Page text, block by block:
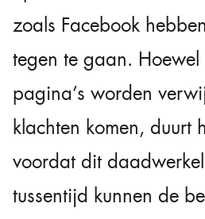
zoals Facebook
tegen te gaan. Hoewel
pagina’s worden
klachten komen, duurt
voordat dit
tussentijd kunnen de